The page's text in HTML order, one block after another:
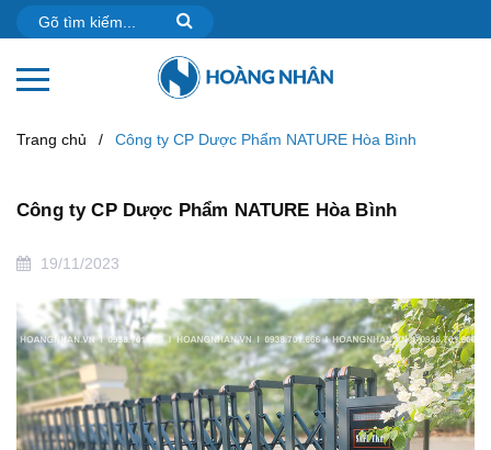
Trang chủ / Công ty CP Dược Phẩm NATURE Hòa Bình
Công ty CP Dược Phẩm NATURE Hòa Bình
19/11/2023